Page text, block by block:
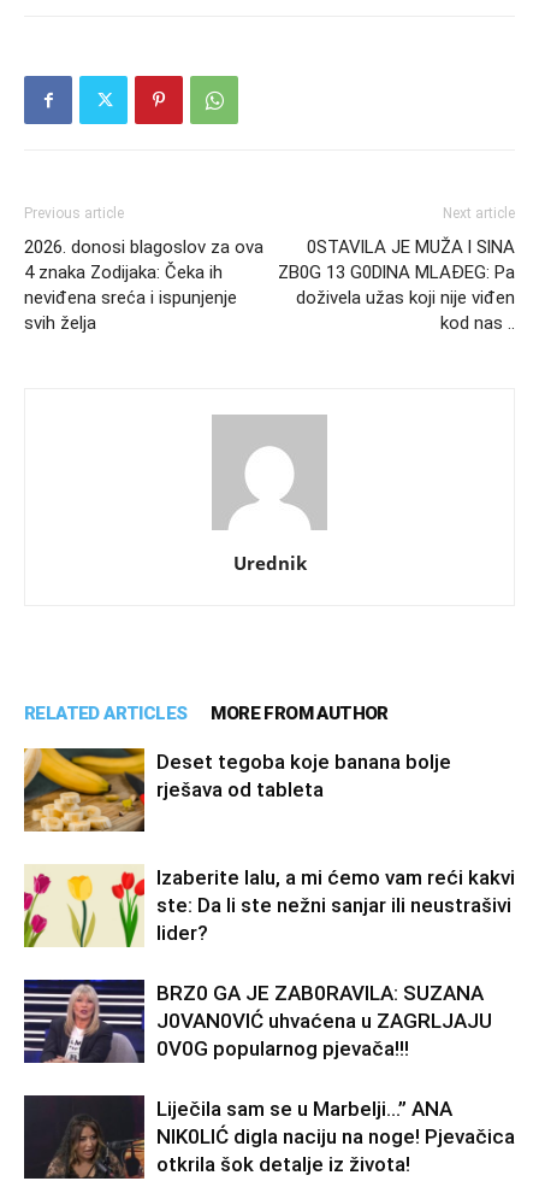
Previous article
2026. donosi blagoslov za ova
4 znaka Zodijaka: Čeka ih
neviđena sreća i ispunjenje
svih želja
Next article
0STAVlLA JE MUŽA l SlNA
ZB0G 13 G0DlNA MLAĐEG: Pa
doživela užas koji nije viđen
kod nas ..
Urednik
RELATED ARTICLES MORE FROM AUTHOR
Deset tegoba koje banana bolje
rješava od tableta
Izaberite lalu, a mi ćemo vam reći kakvi
ste: Da li ste nežni sanjar ili neustrašivi
lider?
BRZ0 GA JE ZAB0RAVlLA: SUZANA
J0VAN0VIĆ uhvaćena u ZAGRLJAJU
0V0G popularnog pjevača!!!
Liječila sam se u Marbelji…” ANA
NlK0LlĆ digla naciju na noge! Pjevačica
otkrila šok detalje iz života!